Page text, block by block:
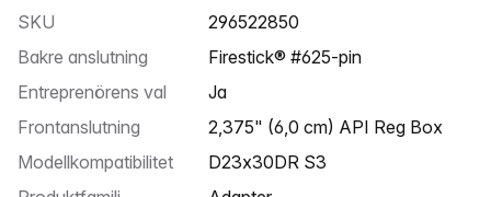
SKU
296522850
Bakre anslutning
Firestick® #625-pin
Entreprenörens val
Ja
Frontanslutning
2,375" (6,0 cm) API Reg Box
Modellkompatibilitet
D23x30DR S3